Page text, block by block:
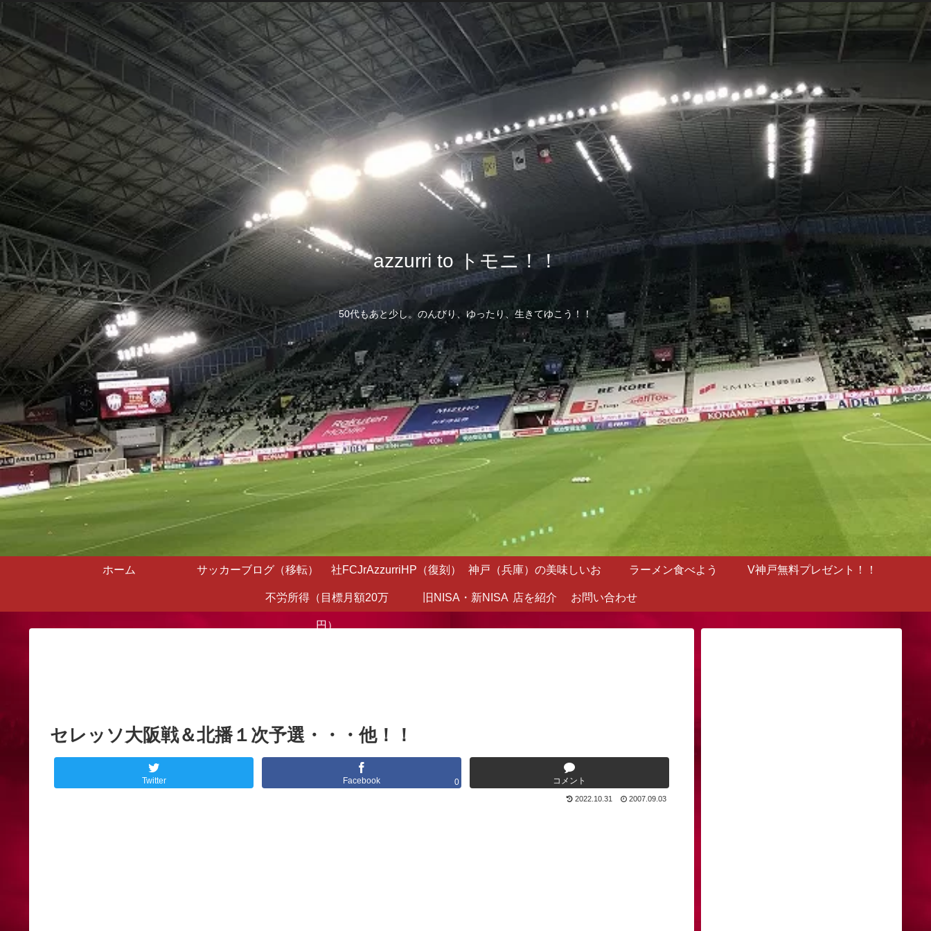
azzurri to トモニ！！
50代もあと少し。のんびり、ゆったり、生きてゆこう！！
ホーム サッカーブログ（移転） 社FCJrAzzurriHP（復刻） 神戸（兵庫）の美味しいお
店を紹介
ラーメン食べよう V神戸無料プレゼント！！
不労所得（目標月額20万
円）
旧NISA・新NISA お問い合わせ
セレッソ大阪戦＆北播１次予選・・・他！！
Twitter Facebook 0 コメント
2022.10.31 2007.09.03